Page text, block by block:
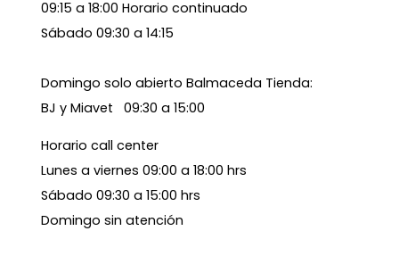
09:15 a 18:00 Horario continuado
Sábado 09:30 a 14:15
Domingo solo abierto Balmaceda Tienda:
BJ y Miavet 09:30 a 15:00
Horario call center
Lunes a viernes 09:00 a 18:00 hrs
Sábado 09:30 a 15:00 hrs
Domingo sin atención